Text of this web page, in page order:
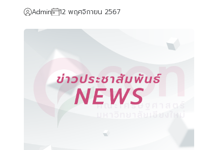
Admin 12 พฤศจิกายน 2567